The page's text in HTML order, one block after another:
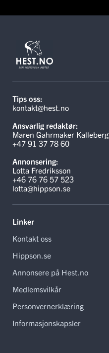
Tips oss:
kontakt@hest.no
Ansvarlig redaktør:
Maren Gahrmaker Kalleberg
+47 91 37 78 60
Annonsering:
Lotta Fredriksson
+46 76 76 57 523
lotta@hippson.se
Linker
Kontakt oss
Hippson.se
Annonsere på Hest.no
Medlemsvilkår
Personvernerklæring
Informasjonskapsler